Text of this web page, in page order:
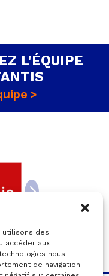
utilisons des
accéder aux
nous
de navigation.
L'ÉQUIPE